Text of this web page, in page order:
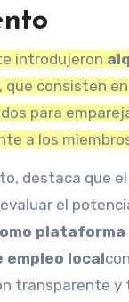
introdujeron
que consisten
para
a los
destaca que
el
plataforma
empleo local
transparente y